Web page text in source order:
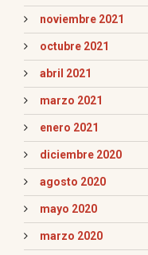
noviembre 2021
octubre 2021
abril 2021
marzo 2021
enero 2021
diciembre 2020
agosto 2020
mayo 2020
marzo 2020